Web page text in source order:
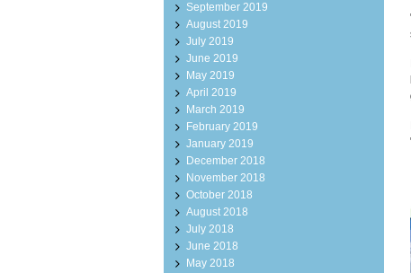
September 2019
August 2019
July 2019
June 2019
May 2019
April 2019
March 2019
February 2019
January 2019
December 2018
November 2018
October 2018
August 2018
July 2018
June 2018
May 2018